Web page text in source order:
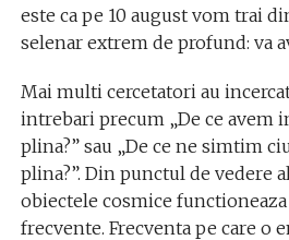
este ca pe 10 august vom trai
selenar extrem de profund: va
Mai multi cercetatori au
intrebari precum „De ce avem
plina?” sau „De ce ne simtim
plina?”. Din punctul de vedere
obiectele cosmice
frecvente. Frecventa pe care o